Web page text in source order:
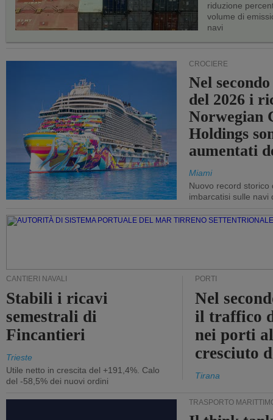
riduzione
volume di
navi
CROCIERE
Nel
del 2026 i
Norwegian
Holdings
aumentati
Miami
Nuovo record storico
imbarcatisi sulle navi
CANTIERI NAVALI
Stabili i ricavi
semestrali di
Fincantieri
Trieste
Utile netto in crescita del +191,4%. Calo
del -58,5% dei nuovi ordini
PORTI
Nel
il traffico
nei porti
cresciuto
Tirana
TRASPORTO